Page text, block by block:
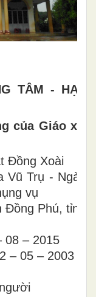
TÂM - HẠT
của Giáo xứ
Đồng Xoài
Trụ - Ngày
vụ
Phú, tỉnh
08 – 2015
– 05 – 2003